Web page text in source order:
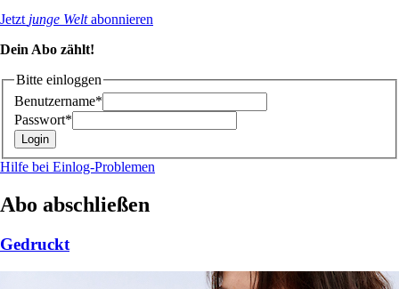
Jetzt junge Weltabonnieren
Dein Abo zählt!
Bitte einloggen
Benutzername*
Passwort*
Hilfe bei Einlog-Problemen
Abo abschließen
Gedruckt